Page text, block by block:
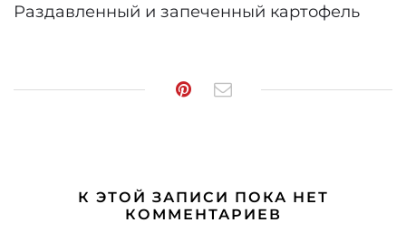
Раздавленный и запеченный картофель
К ЭТОЙ ЗАПИСИ ПОКА НЕТ
КОММЕНТАРИЕВ